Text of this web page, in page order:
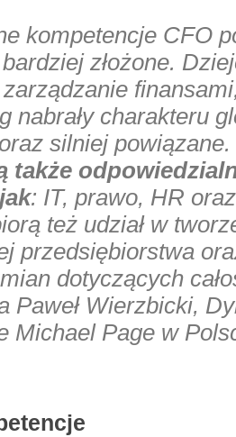
kompetencje CFO
złożone.
nabrały charakteru
silniej powiązane.
także
: IT, prawo, HR
też udział w
przedsiębiorstwa
dotyczących
Paweł Wierzbicki,
Michael Page w